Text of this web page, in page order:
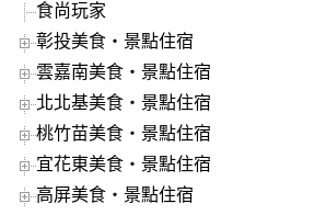
食尚玩家
彰投美食‧景點住宿
雲嘉南美食‧景點住宿
北北基美食‧景點住宿
桃竹苗美食‧景點住宿
宜花東美食‧景點住宿
高屏美食‧景點住宿